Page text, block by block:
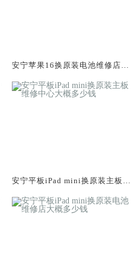
安宁苹果16换原装电池维修店大
安宁平板iPad mini换原装主板维